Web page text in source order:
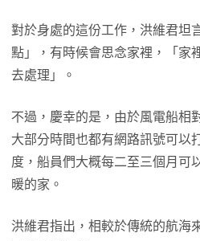
對於身處的這份工作，洪維君坦
點」，有時候會思念家裡，「家
去處理」。
不過，慶幸的是，由於風電船相
大部分時間也都有網路訊號可以
度，船員們大概每二至三個月可
暖的家。
洪維君指出，相較於傳統的航海